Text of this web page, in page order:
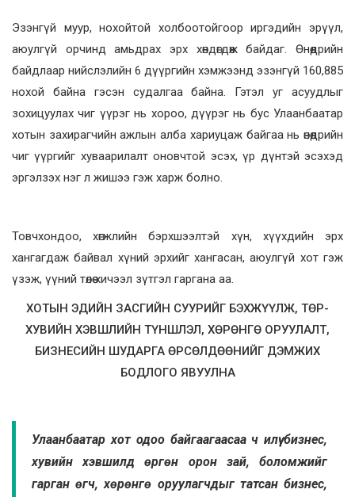
Эзэнгүй муур, нохойтой холбоотойгоор иргэдийн эрүүл,
аюулгүй орчинд амьдрах эрх хөндөгдөж байдаг. Өнөөдрийн
байдлаар нийслэлийн 6 дүүргийн хэмжээнд эзэнгүй 160,885
нохой байна гэсэн судалгаа байна. Гэтэл уг асуудлыг
зохицуулах чиг үүрэг нь хороо, дүүрэг нь бус Улаанбаатар
хотын захирагчийн ажлын алба хариуцаж байгаа нь өнөөдрийн
чиг үүргийг хуваарилалт оновчтой эсэх, үр дүнтэй эсэхэд
эргэлзэх нэг л жишээ гэж харж болно.
Товчхондоо, хөгжлийн бэрхшээлтэй хүн, хүүхдийн эрх
хангагдаж байвал хүний эрхийг хангасан, аюулгүй хот гэж
үзэж, үүний төлөө хичээл зүтгэл гаргана аа.
ХОТЫН ЭДИЙН ЗАСГИЙН СУУРИЙГ БЭХЖҮҮЛЖ, ТӨР-
ХУВИЙН ХЭВШЛИЙН ТҮНШЛЭЛ, ХӨРӨНГӨ ОРУУЛАЛТ,
БИЗНЕСИЙН ШУДАРГА ӨРСӨЛДӨӨНИЙГ ДЭМЖИХ
БОДЛОГО ЯВУУЛНА
Улаанбаатар хот одоо байгаагаасаа ч илүү бизнес,
хувийн хэвшилд өргөн орон зай, боломжийг
гарган өгч, хөрөнгө оруулагчдыг татсан бизнес,